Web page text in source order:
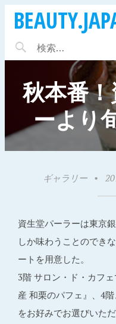
秋本番
ーより
ギャラリー •
資生堂パーラーは東京
しか味わうことのでき
ートを用意した。
3階 サロン・ド・カフ
産 和栗のパフェ』、4
をお好みでお選びいた